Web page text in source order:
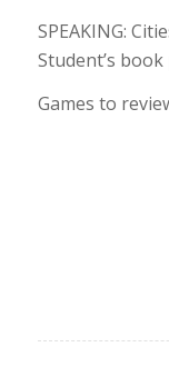
SPEAKING:
Student’s book
Games to